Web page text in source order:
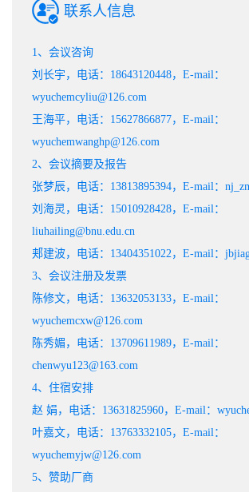
联系人信息
1、会议咨询
刘长宇，电话：18643120448，E-mail：
wyuchemcyliu@126.com
王海平，电话：15627866877，E-mail：
wyuchemwanghp@126.com
2、会议摘要及报告
张梦辰，电话：13813895394，E-mail：
刘海灵，电话：15010928428，E-mail：
liuhailing@bnu.edu.cn
郏建波，电话：13404351022，E-mail：
3、会议注册及发票
陈修文，电话：13632053133，E-mail：
wyuchemcxw@126.com
陈秀媚，电话：13709611989，E-mail：
chenwyu123@163.com
4、住宿安排
赵 娟，电话：13631825960，E-mail：
叶嘉文，电话：13763332105，E-mail：
wyuchemyjw@126.com
5、赞助厂商